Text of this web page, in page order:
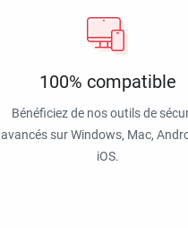
100% compatible
Bénéficiez de nos outils de
avancés sur Windows, Mac,
iOS.